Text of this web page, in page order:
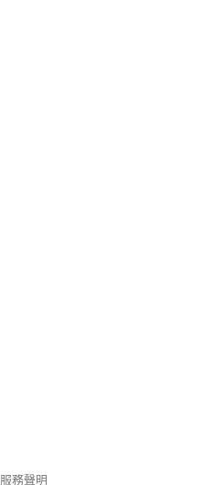
服務聲明